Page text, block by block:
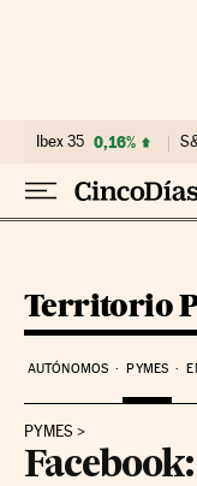
Ibex 35 0,16%
Territorio
AUTÓNOMOS PYMES
PYMES